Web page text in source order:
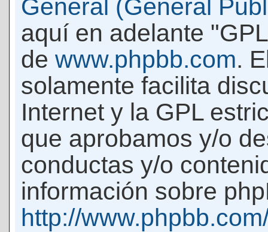
General (General
aquí en adelante
de www.phpbb.com.
solamente facilita
Internet y la GPL
que aprobamos y/o
conductas y/o
información sobre
http://